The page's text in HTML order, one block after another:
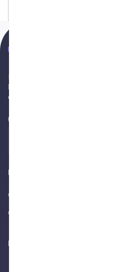
Hệ thống gởi mail NenTang.vn
Nơi chia sẻ các kiến thức nền
cuộc sống, văn học, ...
Đăng ký để nhận những tin tức mới
Footer 1
Giới thiệu
Cửa hàng
Footer 2